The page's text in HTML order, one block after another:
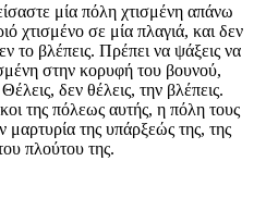
μία πόλη χτισμένη απάνω
χτισμένο σε μία πλαγιά, και δεν
το βλέπεις. Πρέπει να ψάξεις να
στην κορυφή του βουνού,
δεν θέλεις, την βλέπεις.
της πόλεως αυτής, η πόλη τους
μαρτυρία της υπάρξεώς της, της
πλούτου της.